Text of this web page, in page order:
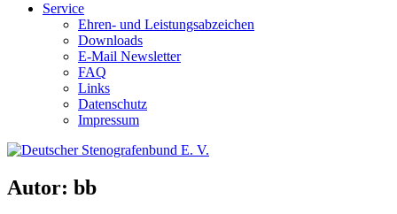
Service
Ehren- und Leistungsabzeichen
Downloads
E-Mail Newsletter
FAQ
Links
Datenschutz
Impressum
Autor: bb